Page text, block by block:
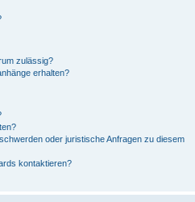
zulässig?
erhalten?
oder juristische Anfragen zu diesem
kontaktieren?